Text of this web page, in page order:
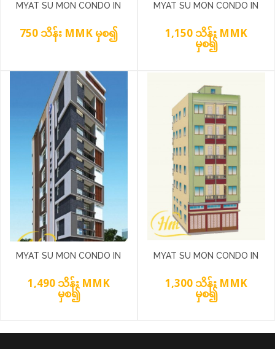
MYAT SU MON CONDO IN
TOWNSHIP
750 သိန်း MMK မှစ၍
MYAT SU MON CONDO IN
1,150 သိန်း MMK
မှစ၍
MYAT SU MON CONDO IN
1,490 သိန်း MMK
မှစ၍
MYAT SU MON CONDO IN
1,300 သိန်း MMK
မှစ၍